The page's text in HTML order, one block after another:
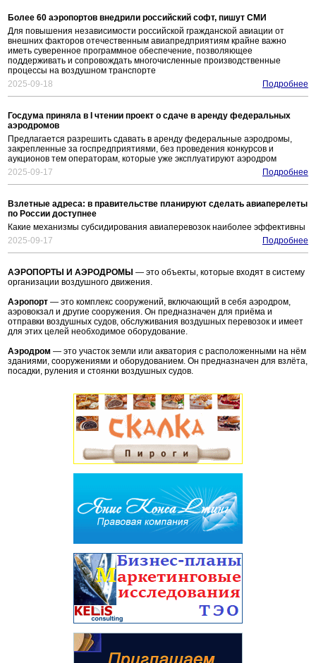
Более 60 аэропортов внедрили российский софт, пишут СМИ
Для повышения независимости российской гражданской авиации от
внешних факторов отечественным авиапредприятиям крайне важно
иметь суверенное программное обеспечение, позволяющее
поддерживать и сопровождать многочисленные производственные
процессы на воздушном транспорте
2025-09-18
Подробнее
Госдума приняла в I чтении проект о сдаче в аренду федеральных
аэродромов
Предлагается разрешить сдавать в аренду федеральные аэродромы,
закрепленные за госпредприятиями, без проведения конкурсов и
аукционов тем операторам, которые уже эксплуатируют аэродром
2025-09-17
Подробнее
Взлетные адреса: в правительстве планируют сделать авиаперелеты
по России доступнее
Какие механизмы субсидирования авиаперевозок наиболее эффективны
2025-09-17
Подробнее
АЭРОПОРТЫ И АЭРОДРОМЫ — это объекты, которые входят в систему
организации воздушного движения.
Аэропорт — это комплекс сооружений, включающий в себя аэродром,
аэровокзал и другие сооружения. Он предназначен для приёма и
отправки воздушных судов, обслуживания воздушных перевозок и имеет
для этих целей необходимое оборудование.
Аэродром — это участок земли или акватория с расположенными на нём
зданиями, сооружениями и оборудованием. Он предназначен для взлёта,
посадки, руления и стоянки воздушных судов.